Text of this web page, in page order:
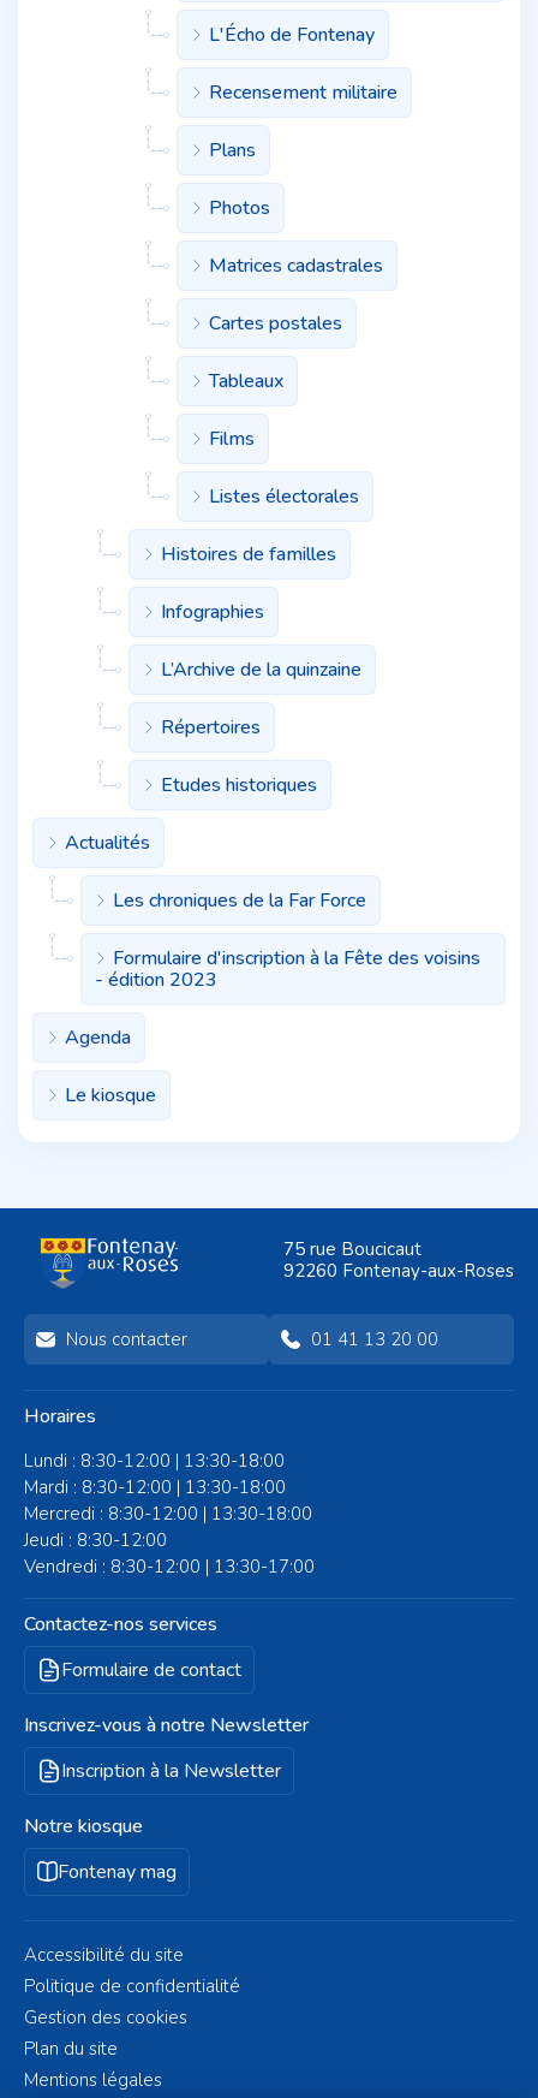
L'Écho de Fontenay
Recensement militaire
Plans
Photos
Matrices cadastrales
Cartes postales
Tableaux
Films
Listes électorales
Histoires de familles
Infographies
L’Archive de la quinzaine
Répertoires
Etudes historiques
Actualités
Les chroniques de la Far Force
Formulaire d'inscription à la Fête des voisins
- édition 2023
Agenda
Le kiosque
75 rue Boucicaut
92260 Fontenay-aux-Roses
Nous contacter 01 41 13 20 00
Horaires
Lundi : 8:30-12:00 | 13:30-18:00
Mardi : 8:30-12:00 | 13:30-18:00
Mercredi : 8:30-12:00 | 13:30-18:00
Jeudi : 8:30-12:00
Vendredi : 8:30-12:00 | 13:30-17:00
Contactez-nos services
Formulaire de contact
Inscrivez-vous à notre Newsletter
Inscription à la Newsletter
Notre kiosque
Fontenay mag
Mentions légales
Accessibilité du site
Politique de confidentialité
Gestion des cookies
Plan du site